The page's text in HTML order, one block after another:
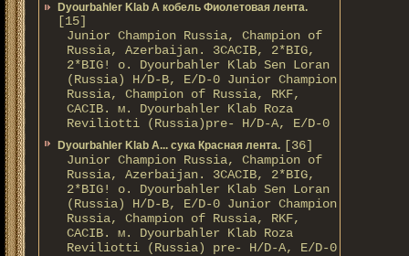
Dyourbahler Klab A кобель Фиолетовая лента.
[15]
Junior Champion Russia, Champion of
Russia, Azerbaijan. 3CACIB, 2*BIG,
2*BIG! о. Dyourbahler Klab Sen Loran
(Russia) H/D-B, E/D-0 Junior Champion
Russia, Champion of Russia, RKF,
CACIB. м. Dyourbahler Klab Roza
Reviliotti (Russia)pre- H/D-A, E/D-0
Dyourbahler Klab A... сука Красная лента. [36]
Junior Champion Russia, Champion of
Russia, Azerbaijan. 3CACIB, 2*BIG,
2*BIG! о. Dyourbahler Klab Sen Loran
(Russia) H/D-B, E/D-0 Junior Champion
Russia, Champion of Russia, RKF,
CACIB. м. Dyourbahler Klab Roza
Reviliotti (Russia) pre- H/D-A, E/D-0